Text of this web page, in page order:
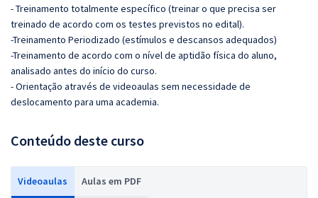
- Treinamento totalmente específico (treinar o que precisa ser
treinado de acordo com os testes previstos no edital).
-Treinamento Periodizado (estímulos e descansos adequados)
-Treinamento de acordo com o nível de aptidão física do aluno,
analisado antes do início do curso.
- Orientação através de videoaulas sem necessidade de
deslocamento para uma academia.
Conteúdo deste curso
Videoaulas Aulas em PDF